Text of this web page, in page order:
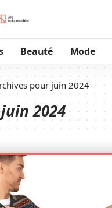
Beauté Mode
pour juin 2024
juin 2024